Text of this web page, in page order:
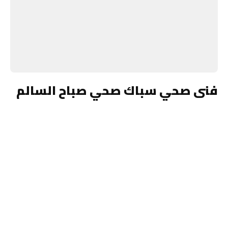
فنى صحي سباك صحي صباح السالم